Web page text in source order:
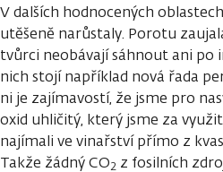
V dalších hodnocených
utěšeně narůstaly. Porotu
tvůrci neobávají sáhnout ani po
nich stojí například nová řada
ni je zajímavostí, že jsme pro
oxid uhličitý, který jsme za
najímali ve vinařství přímo z
Takže žádný CO2 z fosilních